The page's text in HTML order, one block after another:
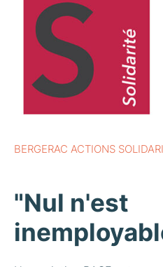
BERGERAC ACTIONS
"Nul n'est